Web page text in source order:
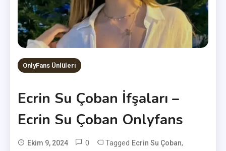
OnlyFans Ünlüleri
Ecrin Su Çoban İfşaları –
Ecrin Su Çoban Onlyfans
Ekim 9, 2024
0 Tagged Ecrin Su Çoban,